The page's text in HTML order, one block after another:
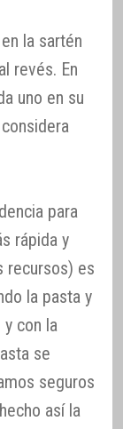
la sartén
revés. En
uno en su
para
rápida y
recursos) es
la pasta y
con la
se
seguros
así la